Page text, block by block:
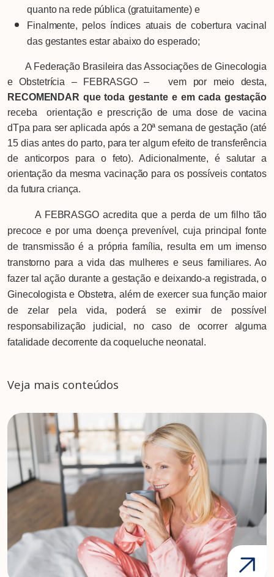
quanto na rede pública (gratuitamente) e
Finalmente, pelos índices atuais de cobertura vacinal
das gestantes estar abaixo do esperado;
A Federação Brasileira das Associações de Ginecologia
e Obstetrícia – FEBRASGO – vem por meio desta,
RECOMENDAR que toda gestante e em cada gestação
receba orientação e prescrição de uma dose de vacina
dTpa para ser aplicada após a 20ª semana de gestação (até
15 dias antes do parto, para ter algum efeito de transferência
de anticorpos para o feto). Adicionalmente, é salutar a
orientação da mesma vacinação para os possíveis contatos
da futura criança.
A FEBRASGO acredita que a perda de um filho tão
precoce e por uma doença prevenível, cuja principal fonte
de transmissão é a própria família, resulta em um imenso
transtorno para a vida das mulheres e seus familiares. Ao
fazer tal ação durante a gestação e deixando-a registrada, o
Ginecologista e Obstetra, além de exercer sua função maior
de zelar pela vida, poderá se eximir de possível
responsabilização judicial, no caso de ocorrer alguma
fatalidade decorrente da coqueluche neonatal.
Veja mais conteúdos